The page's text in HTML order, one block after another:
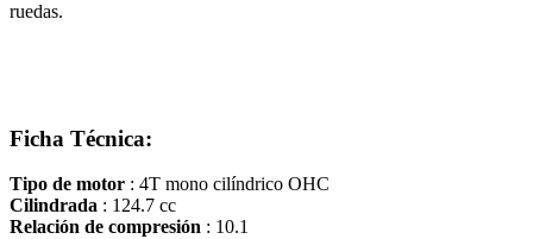
ruedas.
Ficha Técnica:
Tipo de motor : 4T mono cilíndrico OHC
Cilindrada : 124.7 cc
Relación de compresión : 10.1